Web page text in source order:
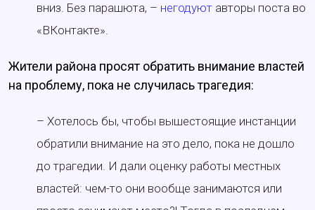
вниз. Без парашюта, – негодуют авторы поста во
«ВКонтакте».
Жители района просят обратить внимание властей
на проблему, пока не случилась трагедия:
– Хотелось бы, чтобы вышестоящие инстанции
обратили внимание на это дело, пока не дошло
до трагедии. И дали оценку работы местных
властей: чем-то они вообще занимаются или